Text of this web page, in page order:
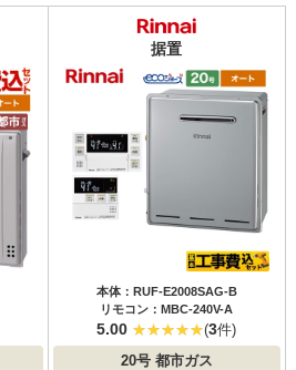
据置
本体：RUF-E2008SAG-B
リモコン：MBC-240V-A
5.00 (3件)
20号都市ガス